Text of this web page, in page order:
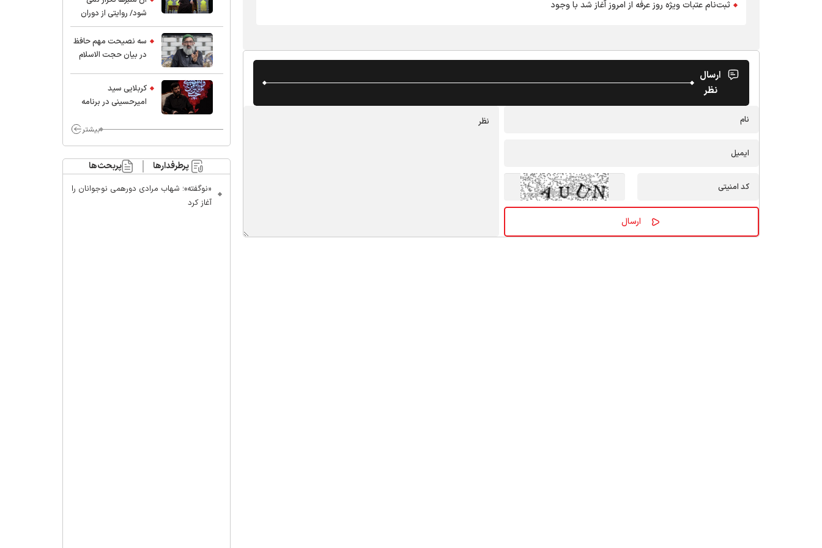
ثبت‌نام عتبات ویژه روز عرفه از امروز آغاز شد با وجود
ارسال
نظر
شود/ روایتی از دوران
کودکی و نوجوانی این
واعظ بزرگ و نویسنده و
پژوهشگر جهان اسلام
سه نصیحت مهم حافظ
در بیان حجت الاسلام
کربلایی سید
امیر‌حسینی در برنامه
محسن چاوشی چه
مراقب ماست/ مردم
دهن تفرقه افکنان بزنند
بیشتر
پرطرفدارها پربحث‌ها
«نوگفته»؛ شهاب مرادی دورهمی نوجوانان را
آغاز کرد